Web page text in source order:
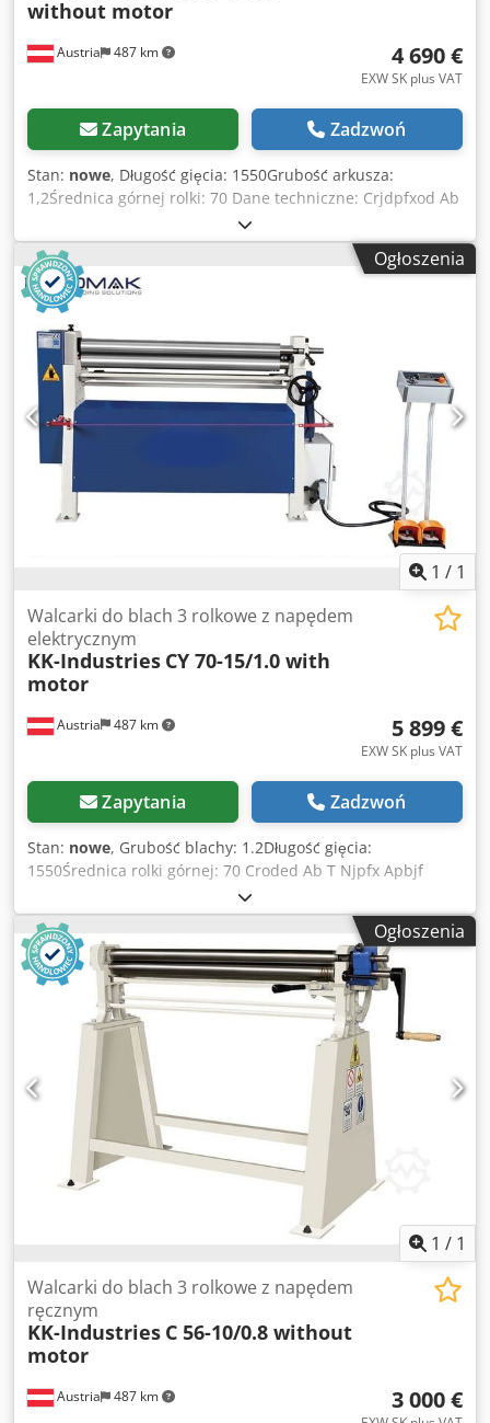
Austria 487 km
without motor
4 690 €
EXW SK plus VAT
Zapytania Zadzwoń
Stan: nowe, Długość gięcia: 1550Grubość arkusza:
1,2Średnica górnej rolki: 70 Dane techniczne: Crjdpfxod Ab
T Ij Apbsf - Korpus żeliwny - Gięcie ręczne lub z napędem
silnikowym (opcja) - Po zagięciu otworzyć górną rolkę na
bok, aby łatwo usunąć materiał - Urządzenie do gięcia
stożków - Ruch rolki tylnej i dolnej w górę i w dół ręczny za
pomocą koła ręcznego - Przenośny panel sterowania -
Zgodnie z normami CE Opcje: - Rolka tylna z silnikiem -
Cyfrowy wyświetlacz pokazujący pozycję walca tylnego -
Pokrywa nadwozia EURO 362,-- - Rolki hartowane EURO
550, --. - Zmienna prędkość obrotowa Posiadamy wiele
referencji!
Ogłoszenia
1 / 1
Austria 487 km
Walcarki do blach 3 rolkowe z napędem
elektrycznym
KK-Industries CY 70-15/1.0 with
motor
5 899 €
EXW SK plus VAT
Zapytania Zadzwoń
Stan: nowe, Grubość blachy: 1.2Długość gięcia:
1550Średnica rolki górnej: 70 Croded Ab T Njpfx Apbjf
Dane techniczne: - Korpus żeliwny - Gięcie ręczne lub z
napędem silnikowym (opcja) - Po zagięciu otworzyć górną
rolkę na bok, aby łatwo usunąć materiał - Urządzenie do
gięcia stożków - Ruch rolki tylnej i dolnej w górę i w dół
ręczny za pomocą koła ręcznego - Przenośny panel
sterowania - Zgodnie z normami CE Opcje: - Wałek tylny z
silnikiem EURO 825,--. - Cyfrowy wyświetlacz pokazujący
pozycję walca tylnego EURO 1.010,-- - Pokrywa nadwozia
EURO 362,-- - Rolki hartowane EURO 550, --. Posiadamy
wiele referencji!
Ogłoszenia
1 / 1
Austria 487 km
Walcarki do blach 3 rolkowe z napędem
ręcznym
KK-Industries C 56-10/0.8 without
motor
3 000 €